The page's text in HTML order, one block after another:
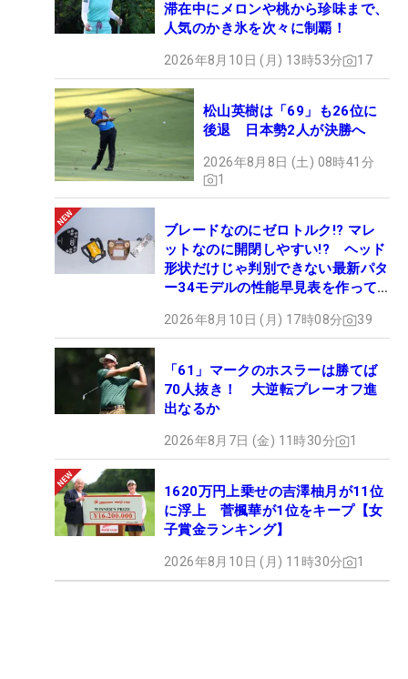
滞在中にメロンや桃から珍味まで、
人気のかき氷を次々に制覇！
2026年8月10日 (月) 13時53分 17
松山英樹は「69」も26位に
後退 日本勢2人が決勝へ
2026年8月8日 (土) 08時41分
1
ブレードなのにゼロトルク!? マレ
ットなのに開閉しやすい!? ヘッド
形状だけじゃ判別できない最新パタ
ー34モデルの性能早見表を作って
2026年8月10日 (月) 17時08分 39
「61」マークのホスラーは勝てば
70人抜き！ 大逆転プレーオフ進
出なるか
2026年8月7日 (金) 11時30分 1
1620万円上乗せの吉澤柚月が11位
に浮上 菅楓華が1位をキープ【女
子賞金ランキング】
2026年8月10日 (月) 11時30分 1